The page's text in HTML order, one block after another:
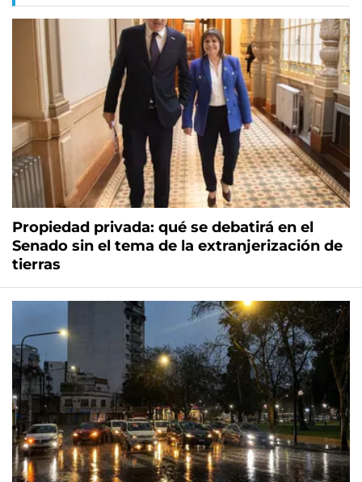
Propiedad privada: qué se debatirá en el
Senado sin el tema de la extranjerización de
tierras